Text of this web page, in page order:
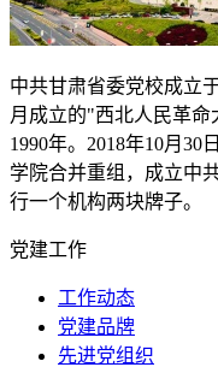
中共甘肃省委党校成立
月成立的"西北人民革
1990年。 2018年10月 30
学院合并重组，成立中
行一个机构两块牌子。
党建工作
工作动态
党建品牌
先进党组织